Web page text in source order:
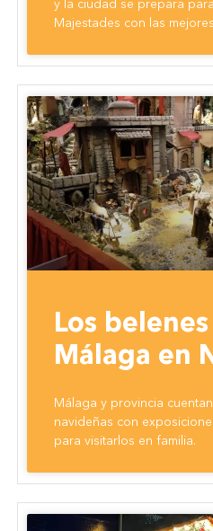
y la ciudad se prepara
Majestades con las
Los
Málaga en
Málaga y provincia
navideñas con
para visitarlos en familia.